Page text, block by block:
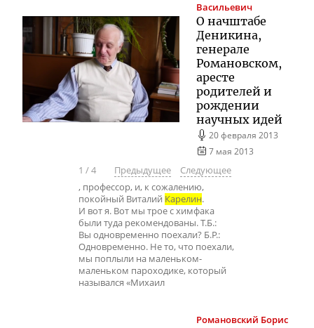
Васильевич
О начштабе
Деникина,
генерале
Романовском,
аресте
родителей и
рождении
научных идей
20 февраля 2013
7 мая 2013
1 /4 Предыдущее
Следующее
, профессор, и, к сожалению,
покойный Виталий Карелин.
И вот я. Вот мы трое с химфака
были туда рекомендованы. Т.Б.:
Вы одновременно поехали? Б.Р.:
Одновременно. Не то, что поехали,
мы поплыли на маленьком-
маленьком пароходике, который
назывался «Михаил
Романовский Борис